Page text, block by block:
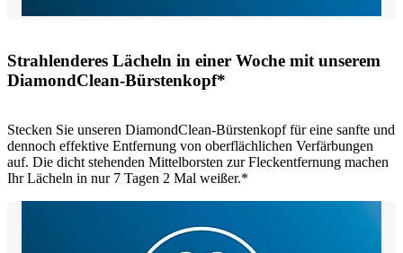
Strahlenderes Lächeln in einer Woche mit unserem
DiamondClean-Bürstenkopf*
Stecken Sie unseren DiamondClean-Bürstenkopf für eine sanfte und
dennoch effektive Entfernung von oberflächlichen Verfärbungen
auf. Die dicht stehenden Mittelborsten zur Fleckentfernung machen
Ihr Lächeln in nur 7 Tagen 2 Mal weißer.*